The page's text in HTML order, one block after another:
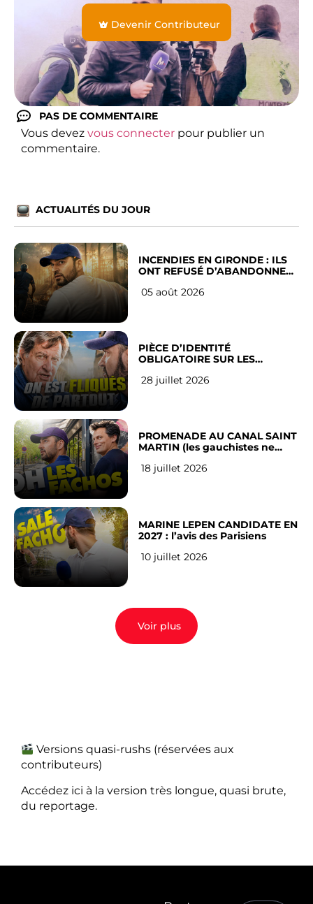
Devenir Contributeur
PAS DE COMMENTAIRE
Vous devez vous connecter pour publier un
commentaire.
ACTUALITÉS DU JOUR
INCENDIES EN GIRONDE : ILS
ONT REFUSÉ D’ABANDONNER
05 août 2026
PIÈCE D’IDENTITÉ
OBLIGATOIRE SUR LES
Français
28 juillet 2026
PROMENADE AU CANAL SAINT
MARTIN (les gauchistes ne
18 juillet 2026
MARINE LEPEN CANDIDATE EN
2027 : l’avis des Parisiens
10 juillet 2026
Voir plus
Versions quasi-rushs (réservées aux
contributeurs)
Accédez ici à la version très longue, quasi brute,
du reportage.